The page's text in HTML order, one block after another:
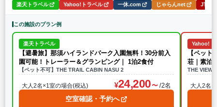
楽天トラベル Yahoo!トラベル 一休.com じゃらんnet JTB
この施設のプラン例
楽天トラベル
【避暑旅】那須ハイランドパーク入園無料！30分前入
園可能！トレーラー＆グランピング｜ 1泊2食付
【ペット不可】THE TRAIL CABIN NASU 2
大人2名×1室の場合(税込) 24,200 /2名
空室確認・予約へ
Yahoo!ト
【ペッ
荘｜素泊
THE VIEW
大人2名